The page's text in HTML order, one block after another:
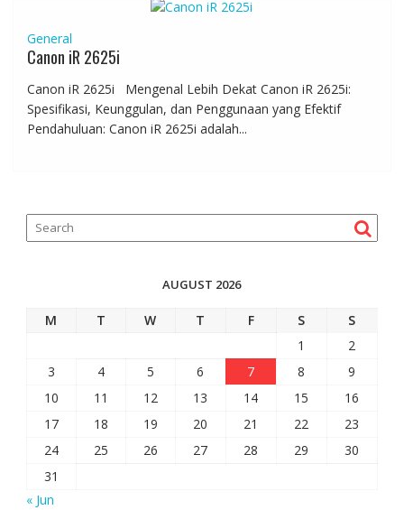
General
Canon iR 2625i
Canon iR 2625i Mengenal Lebih Dekat Canon iR 2625i:
Spesifikasi, Keunggulan, dan Penggunaan yang Efektif
Pendahuluan: Canon iR 2625i adalah...
AUGUST 2026
M T W T F S
S
1
2
3
4 5 6 7 8
9
10
11 12 13 14 15
16
17
18 19 20 21 22
23
24
25 26 27 28 29
30
31
« Jun